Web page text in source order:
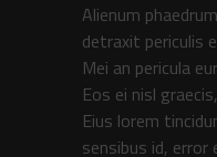
Alienum
detraxit periculis
Mei an pericula
Eos ei nisl
Eius lorem
sensibus id, error